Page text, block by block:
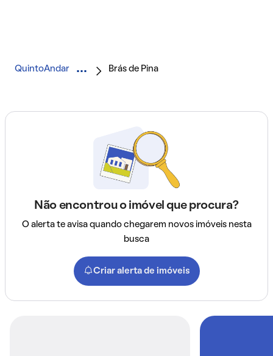
QuintoAndar Brás de Pina
Não encontrou o imóvel que procura?
O alerta te avisa quando chegarem novos imóveis nesta
busca
Criar alerta de imóveis